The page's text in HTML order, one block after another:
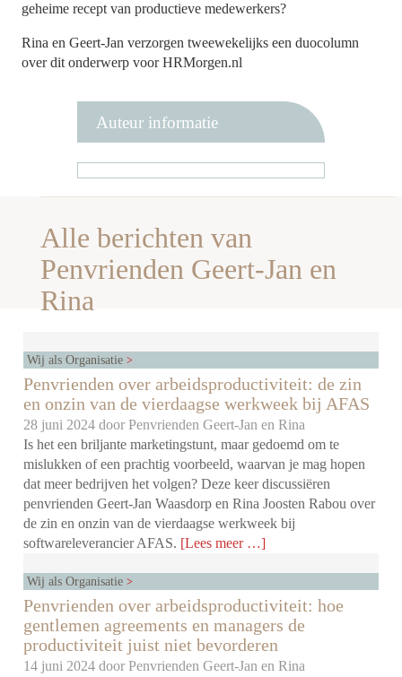
geheime recept van productieve medewerkers?
Rina en Geert-Jan verzorgen tweewekelijks een duocolumn
over dit onderwerp voor HRMorgen.nl
Auteur informatie
Alle berichten van
Penvrienden Geert-Jan en
Rina
Wij als Organisatie
Penvrienden over arbeidsproductiviteit: de zin
en onzin van de vierdaagse werkweek bij AFAS
28 juni 2024 doorPenvrienden Geert-Jan en Rina
Is het een briljante marketingstunt, maar gedoemd om te
mislukken of een prachtig voorbeeld, waarvan je mag hopen
dat meer bedrijven het volgen? Deze keer discussiëren
penvrienden Geert-Jan Waasdorp en Rina Joosten Rabou over
de zin en onzin van de vierdaagse werkweek bij
softwareleverancier AFAS. [Lees meer …]
Wij als Organisatie
Penvrienden over arbeidsproductiviteit: hoe
gentlemen agreements en managers de
productiviteit juist niet bevorderen
14 juni 2024 doorPenvrienden Geert-Jan en Rina